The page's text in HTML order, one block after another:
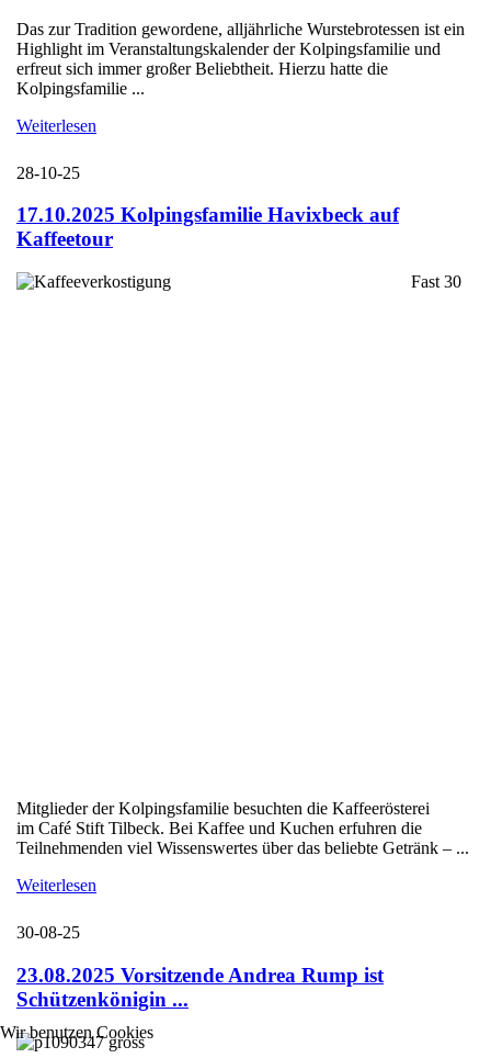
Das zur Tradition gewordene, alljährliche Wurstebrotessen ist ein
Highlight im Veranstaltungskalender der Kolpingsfamilie und
erfreut sich immer großer Beliebtheit. Hierzu hatte die
Kolpingsfamilie ...
Weiterlesen
28-10-25
17.10.2025 Kolpingsfamilie Havixbeck auf
Kaffeetour
Fast 30
Mitglieder der Kolpingsfamilie besuchten die Kaffeerösterei
im Café Stift Tilbeck. Bei Kaffee und Kuchen erfuhren die
Teilnehmenden viel Wissenswertes über das beliebte Getränk – ...
Weiterlesen
30-08-25
23.08.2025 Vorsitzende Andrea Rump ist
Schützenkönigin ...
Wir benutzen Cookies